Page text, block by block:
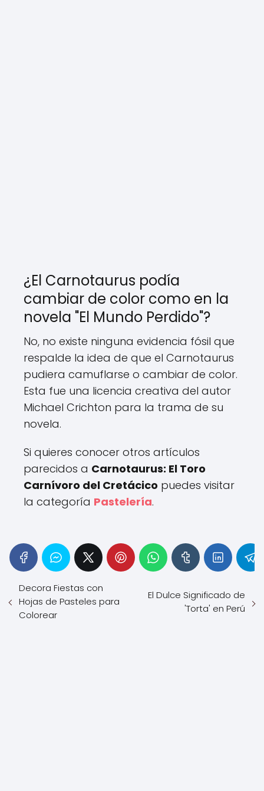
¿El Carnotaurus podía
cambiar de color como en la
novela "El Mundo Perdido"?
No, no existe ninguna evidencia fósil que
respalde la idea de que el Carnotaurus
pudiera camuflarse o cambiar de color.
Esta fue una licencia creativa del autor
Michael Crichton para la trama de su
novela.
Si quieres conocer otros artículos
parecidos a Carnotaurus: El Toro
Carnívoro del Cretácico puedes visitar
la categoría Pastelería.
Decora Fiestas con
Hojas de Pasteles para
Colorear
El Dulce Significado de
'Torta' en Perú